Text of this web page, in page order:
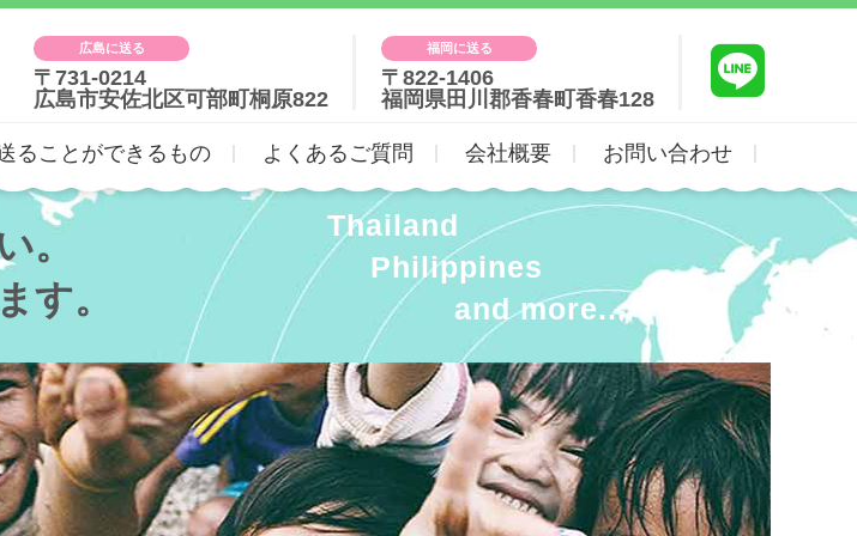
広島に送る
〒731-0214
広島市安佐北区可部町桐原822
福岡に送る
〒822-1406
福岡県田川郡香春町香春128
ることができるもの よくあるご質問 会社概要 お問い合わせ
。
す。
Thailand
Philippines
and more...